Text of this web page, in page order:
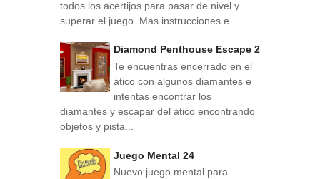
todos los acertijos para pasar de nivel y
superar el juego. Mas instrucciones e...
Diamond Penthouse Escape 2
Te encuentras encerrado en el
ático con algunos diamantes e
intentas encontrar los
diamantes y escapar del ático encontrando
objetos y pista...
Juego Mental 24
Nuevo juego mental para